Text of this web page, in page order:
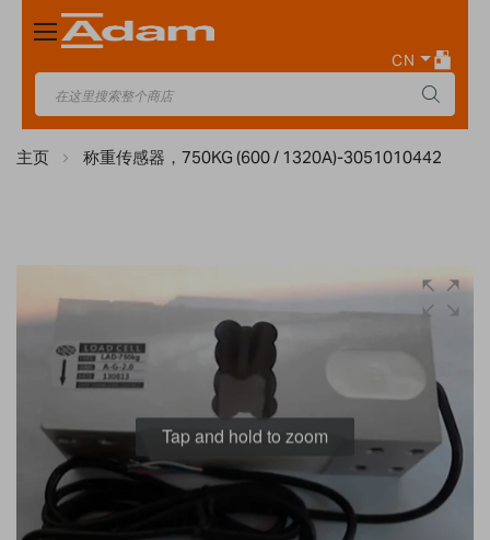
Toggle
Nav
CN
主页 称重传感器，750KG (600 / 1320A)-3051010442
the
gallery
Tap and hold to zoom